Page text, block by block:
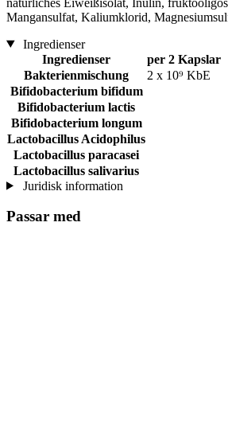
Mangansulfat, Kaliumklorid,
Ingredienser
Ingredienser
per 2 Kapslar
Bakterienmischung
2 x 10⁹ KbE
Bifidobacterium bifidum
Bifidobacterium lactis
Bifidobacterium longum
Lactobacillus Acidophilus
Lactobacillus paracasei
Lactobacillus salivarius
Juridisk information
Passar med